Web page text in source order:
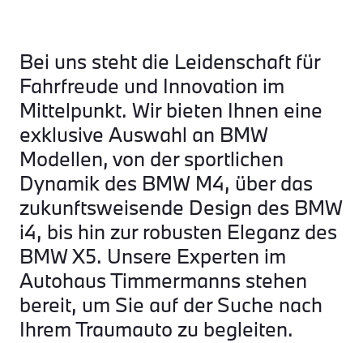
Bei uns steht die Leidenschaft für
Fahrfreude und Innovation im
Mittelpunkt. Wir bieten Ihnen eine
exklusive Auswahl an BMW
Modellen, von der sportlichen
Dynamik des BMW M4, über das
zukunftsweisende Design des BMW
i4, bis hin zur robusten Eleganz des
BMW X5. Unsere Experten im
Autohaus Timmermanns stehen
bereit, um Sie auf der Suche nach
Ihrem Traumauto zu begleiten.